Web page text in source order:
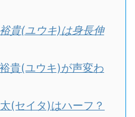
貴(ユウキ)は身長伸
貴(ユウキ)が声変わ
(セイタ)はハーフ？